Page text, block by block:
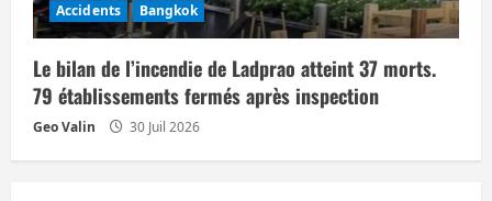
Accidents Bangkok
Le bilan de l’incendie de Ladprao atteint 37 morts.
79 établissements fermés après inspection
Geo Valin 30 Juil 2026